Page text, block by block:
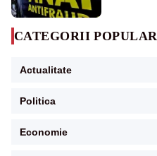
CATEGORII
Actualitate
Politica
Economie